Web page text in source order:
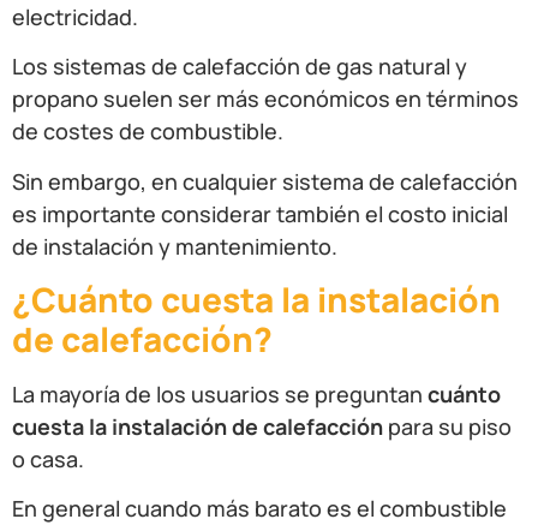
electricidad.
Los sistemas de calefacción de gas natural y
propano suelen ser más económicos en términos
de costes de combustible.
Sin embargo, en cualquier sistema de calefacción
es importante considerar también el costo inicial
de instalación y mantenimiento.
¿Cuánto cuesta la instalación
de calefacción?
La mayoría de los usuarios se preguntan cuánto
cuesta la instalación de calefacción para su piso
o casa.
En general cuando más barato es el combustible